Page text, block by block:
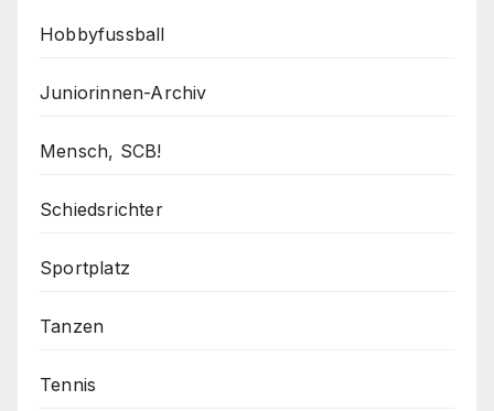
Hobbyfussball
Juniorinnen-Archiv
Mensch, SCB!
Schiedsrichter
Sportplatz
Tanzen
Tennis